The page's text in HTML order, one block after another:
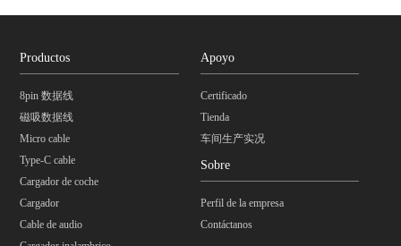
Productos
8pin 数据线
磁吸数据线
Micro cable
Type-C cable
Cargador de coche
Cargador
Cable de audio
Apoyo
Certificado
Tienda
车间生产实况
Sobre
Perfil de la empresa
Contáctanos